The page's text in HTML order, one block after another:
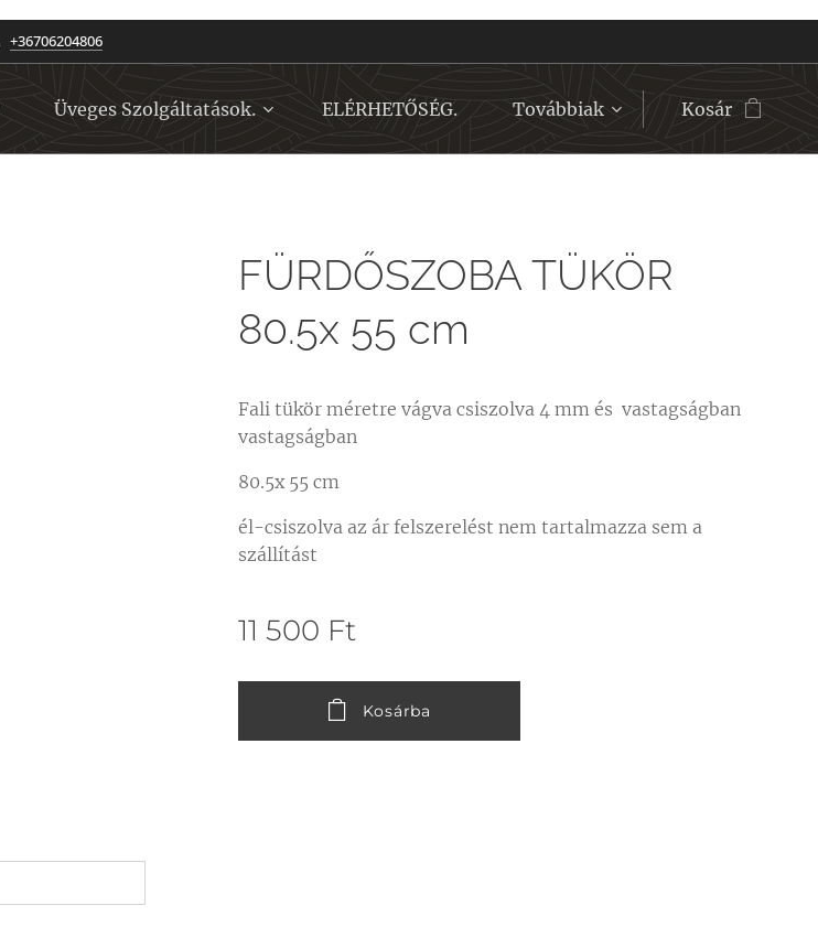
+36706204806
Üveges Szolgáltatások. ELÉRHETŐSÉG. Továbbiak Kosár
FÜRDŐSZOBA TÜKÖR
80.5x 55 cm
Fali tükör méretre vágva csiszolva 4 mm és vastagságban
vastagságban
80.5x 55 cm
él-csiszolva az ár felszerelést nem tartalmazza sem a
szállítást
11 500 Ft
Kosárba